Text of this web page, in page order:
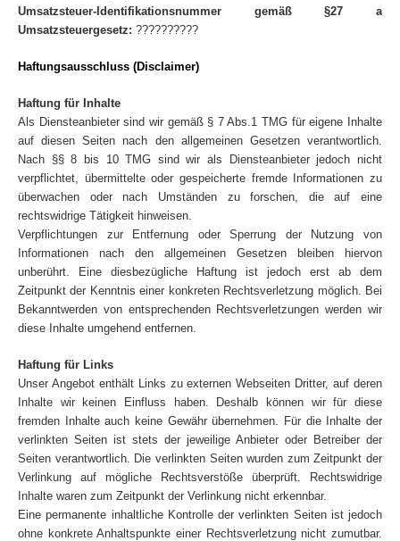
Umsatzsteuer-Identifikationsnummer gemäß §27 a
Umsatzsteuergesetz: ??????????
Haftungsausschluss (Disclaimer)
Haftung für Inhalte
Als Diensteanbieter sind wir gemäß § 7 Abs.1 TMG für eigene Inhalte
auf diesen Seiten nach den allgemeinen Gesetzen verantwortlich.
Nach §§ 8 bis 10 TMG sind wir als Diensteanbieter jedoch nicht
verpflichtet, übermittelte oder gespeicherte fremde Informationen zu
überwachen oder nach Umständen zu forschen, die auf eine
rechtswidrige Tätigkeit hinweisen.
Verpflichtungen zur Entfernung oder Sperrung der Nutzung von
Informationen nach den allgemeinen Gesetzen bleiben hiervon
unberührt. Eine diesbezügliche Haftung ist jedoch erst ab dem
Zeitpunkt der Kenntnis einer konkreten Rechtsverletzung möglich. Bei
Bekanntwerden von entsprechenden Rechtsverletzungen werden wir
diese Inhalte umgehend entfernen.
Haftung für Links
Unser Angebot enthält Links zu externen Webseiten Dritter, auf deren
Inhalte wir keinen Einfluss haben. Deshalb können wir für diese
fremden Inhalte auch keine Gewähr übernehmen. Für die Inhalte der
verlinkten Seiten ist stets der jeweilige Anbieter oder Betreiber der
Seiten verantwortlich. Die verlinkten Seiten wurden zum Zeitpunkt der
Verlinkung auf mögliche Rechtsverstöße überprüft. Rechtswidrige
Inhalte waren zum Zeitpunkt der Verlinkung nicht erkennbar.
Eine permanente inhaltliche Kontrolle der verlinkten Seiten ist jedoch
ohne konkrete Anhaltspunkte einer Rechtsverletzung nicht zumutbar.